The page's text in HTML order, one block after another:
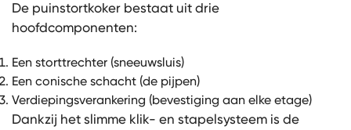
De puinstortkoker bestaat uit drie
hoofdcomponenten:
Een storttrechter (sneeuwsluis)
Een conische schacht (de pijpen)
Verdiepingsverankering (bevestiging aan elke etage)
Dankzij het slimme klik- en stapelsysteem is de